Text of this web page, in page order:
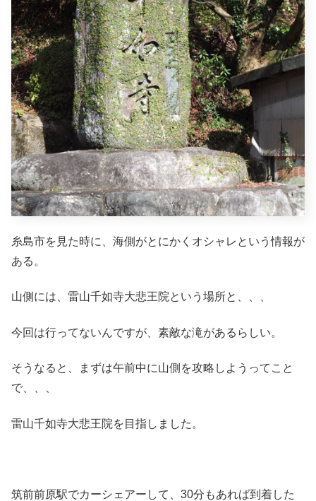
糸島市を見た時に、海側がとにかくオシャレという情報が
ある。
山側には、雷山千如寺大悲王院という場所と、、、
今回は行ってないんですが、素敵な滝があるらしい。
そうなると、まずは午前中に山側を攻略しようってこと
で、、、
雷山千如寺大悲王院を目指しました。
筑前前原駅でカーシェアーして、30分もあれば到着した